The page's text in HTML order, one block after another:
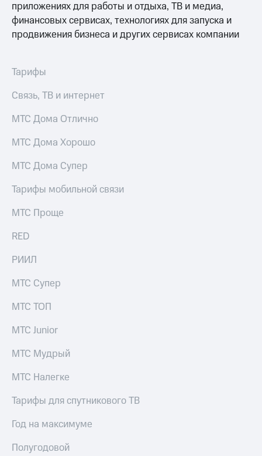
приложениях для работы и отдыха, ТВ и медиа,
финансовых сервисах, технологиях для запуска и
продвижения бизнеса и других сервисах компании
Тарифы
Связь, ТВ и интернет
МТС Дома Отлично
МТС Дома Хорошо
МТС Дома Супер
Тарифы мобильной связи
МТС Проще
RED
РИИЛ
МТС Супер
МТС ТОП
МТС Junior
МТС Мудрый
МТС Налегке
Тарифы для спутникового ТВ
Год на максимуме
Полугодовой